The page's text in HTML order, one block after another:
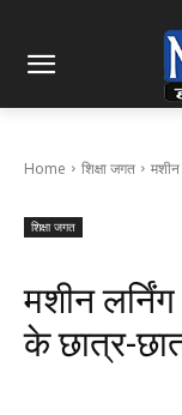
Home शिक्षा जगत
शिक्षा जगत
मशीन
के छात्र-